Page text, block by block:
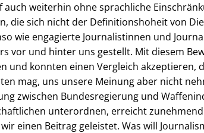
auch weiterhin ohne sprachliche
die sich nicht der Definitionshoheit von
wie engagierte Journalistinnen und
vor und hinter uns gestellt. Mit diesem
und konnten einen Vergleich akzeptieren,
mag, uns unsere Meinung aber nicht
zwischen Bundesregierung und
unterordnen, erreicht
einen Beitrag geleistet. Was will